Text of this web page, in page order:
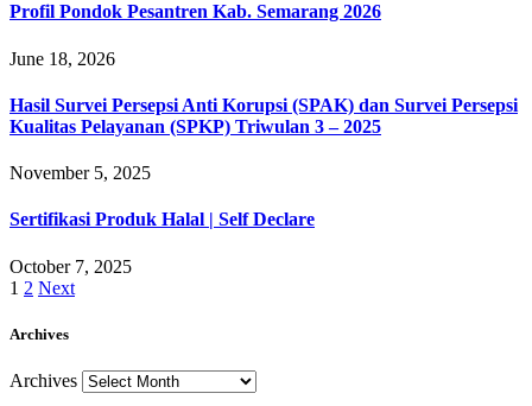
Profil Pondok Pesantren Kab. Semarang 2026
June 18, 2026
Hasil Survei Persepsi Anti Korupsi (SPAK) dan Survei Persepsi
Kualitas Pelayanan (SPKP) Triwulan 3 – 2025
November 5, 2025
Sertifikasi Produk Halal | Self Declare
October 7, 2025
1 2 Next
Archives
Archives